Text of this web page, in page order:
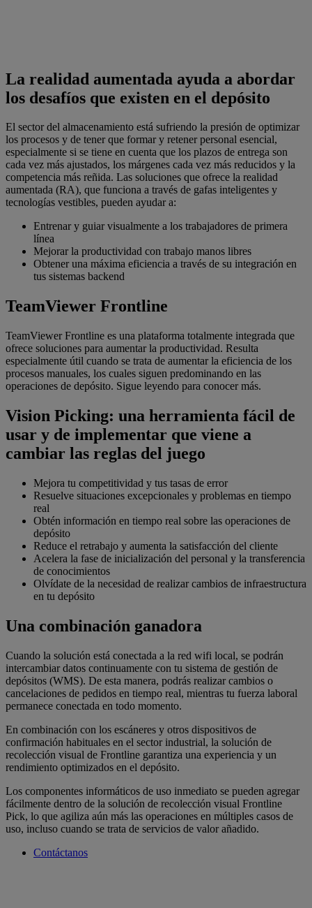
La realidad aumentada ayuda a abordar
los desafíos que existen en el depósito
El sector del almacenamiento está sufriendo la presión de optimizar
los procesos y de tener que formar y retener personal esencial,
especialmente si se tiene en cuenta que los plazos de entrega son
cada vez más ajustados, los márgenes cada vez más reducidos y la
competencia más reñida. Las soluciones que ofrece la realidad
aumentada (RA), que funciona a través de gafas inteligentes y
tecnologías vestibles, pueden ayudar a:
Entrenar y guiar visualmente a los trabajadores de primera
línea
Mejorar la productividad con trabajo manos libres
Obtener una máxima eficiencia a través de su integración en
tus sistemas backend
TeamViewer Frontline
TeamViewer Frontline es una plataforma totalmente integrada que
ofrece soluciones para aumentar la productividad. Resulta
especialmente útil cuando se trata de aumentar la eficiencia de los
procesos manuales, los cuales siguen predominando en las
operaciones de depósito. Sigue leyendo para conocer más.
Vision Picking: una herramienta fácil de
usar y de implementar que viene a
cambiar las reglas del juego
Mejora tu competitividad y tus tasas de error
Resuelve situaciones excepcionales y problemas en tiempo
real
Obtén información en tiempo real sobre las operaciones de
depósito
Reduce el retrabajo y aumenta la satisfacción del cliente
Acelera la fase de inicialización del personal y la transferencia
de conocimientos
Olvídate de la necesidad de realizar cambios de infraestructura
en tu depósito
Una combinación ganadora
Cuando la solución está conectada a la red wifi local, se podrán
intercambiar datos continuamente con tu sistema de gestión de
depósitos (WMS). De esta manera, podrás realizar cambios o
cancelaciones de pedidos en tiempo real, mientras tu fuerza laboral
permanece conectada en todo momento.
En combinación con los escáneres y otros dispositivos de
confirmación habituales en el sector industrial, la solución de
recolección visual de Frontline garantiza una experiencia y un
rendimiento optimizados en el depósito.
Los componentes informáticos de uso inmediato se pueden agregar
fácilmente dentro de la solución de recolección visual Frontline
Pick, lo que agiliza aún más las operaciones en múltiples casos de
uso, incluso cuando se trata de servicios de valor añadido.
Contáctanos